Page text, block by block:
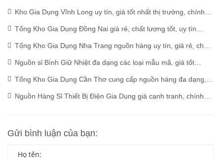
Kho Gia Dụng Vĩnh Long uy tín, giá tốt nhất thị trường, chính
Tổng Kho Gia Dụng Đồng Nai giá rẻ, chất lượng tốt, uy tín
Tổng Kho Gia Dụng Nha Trang nguồn hàng uy tín, giá rẻ, chất
Nguồn sỉ Bình Giữ Nhiệt đa dạng các loại mẫu mã, giá tốt
Tổng Kho Gia Dụng Cần Thơ cung cấp nguồn hàng đa dạng,
Nguồn Hàng Sỉ Thiết Bị Điện Gia Dụng giá cạnh tranh, chính
Gửi bình luận của bạn: